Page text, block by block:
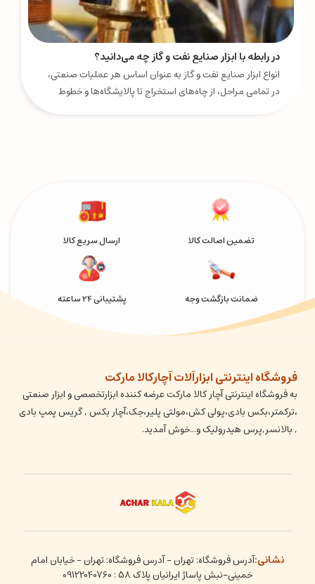
در رابطه با ابزار صنایع نفت و گاز چه می‌دانید؟
انواع ابزار صنایع نفت و گاز به عنوان اساس هر عملیات صنعتی،
در تمامی مراحل، از چاه‌های استخراج تا پالایشگاه‌ها و خطوط
تضمین اصالت کالا ارسال سریع کالا
ضمانت بازگشت وجه پشتیبانی 24 ساعته
فروشگاه اینترنتی ابزارآلات آچارکالا مارکت
به فروشگاه اینترنتی آچار کالا مارکت عرضه کننده ابزارتخصصی و ابزار صنعتی
،ترکمتر،بکس بادی،پولی کش،مولتی پلیر،جک،آچار بکس , گریس پمپ بادی
, بالانسر,پرس هیدرولیک و...خوش آمدید.
نشانی:آدرس فروشگاه: تهران - آدرس فروشگاه: تهران - خیابان امام
خمینی-نبش پاساژ ایرانیان پلاک 58 : 09122040760